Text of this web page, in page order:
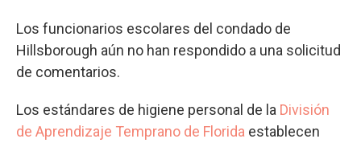
Los funcionarios escolares del condado de
Hillsborough aún no han respondido a una solicitud
de comentarios.
Los estándares de higiene personal de la División
de Aprendizaje Temprano de Florida establecen